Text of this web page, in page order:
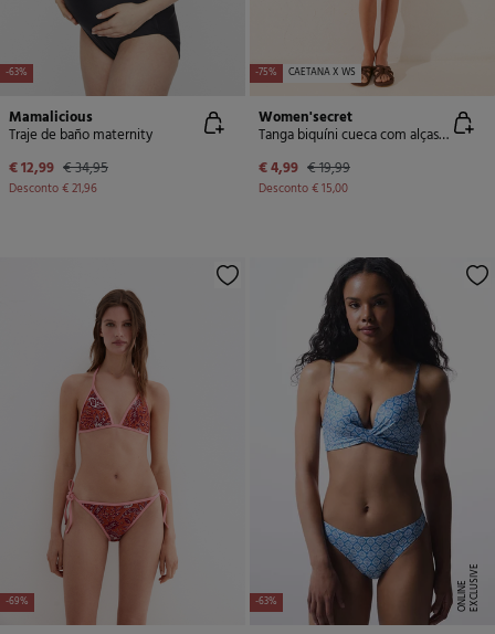
-63%
Mamalicious
Traje de baño maternity
€ 12,99 € 34,95
Desconto€ 21,96
-75% CAETANA X WS
Women'secret
Tanga biquíni cueca com alças mix de estampas
€ 4,99 € 19,99
Desconto€ 15,00
-69% -63% E
X
C
L
U
SI
V
E
O
N
LI
N
E